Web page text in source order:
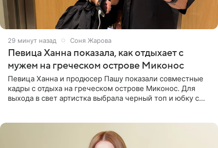
30 минут назад Соня Жарова
Певица Ханна показала, как отдыхает с
мужем на греческом острове Миконос
Певица Ханна и продюсер Пашу показали совместные
кадры с отдыха на греческом острове Миконос. Для
выхода в свет артистка выбрала черный топ и юбку с